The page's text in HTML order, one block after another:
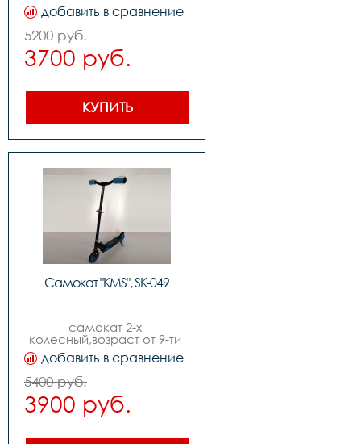
добавить в сравнение
5200 руб.
3700 руб.
КУПИТЬ
Самокат "KMS", SK-049
самокат 2-х
колесный,возраст от 9-ти
лет,диаметр колес
210мм,складной
добавить в сравнение
5400 руб.
3900 руб.